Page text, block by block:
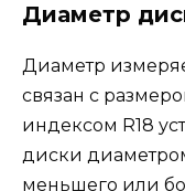
Диаметр
Диаметр
связан с
индексом R18
диски
меньшего или